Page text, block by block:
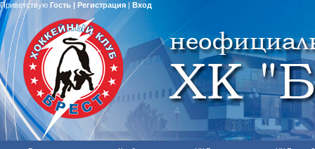
Приветствую Гость | Регистрация| Вход